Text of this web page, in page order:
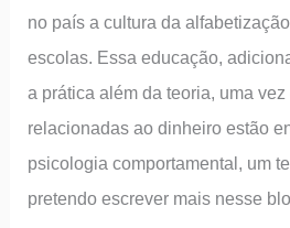
no país a cultura da
escolas. Essa educação,
a prática além da teoria, uma
relacionadas ao dinheiro estão
psicologia comportamental, um
pretendo escrever mais nesse